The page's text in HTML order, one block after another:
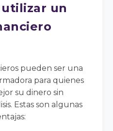
un
pueden ser una
para quienes
su dinero sin
Estas son algunas